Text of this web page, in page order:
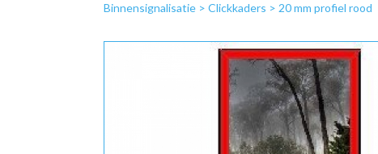
Binnensignalisatie> Clickkaders > 20 mm profiel rood